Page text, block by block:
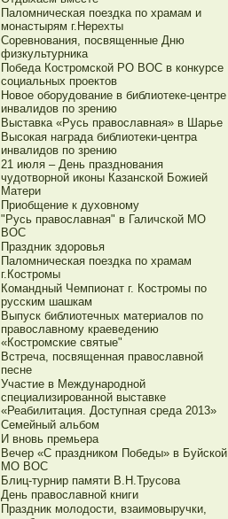
Паломническая поездка по храмам и
монастырям г.Нерехты
Соревнования, посвященные Дню
физкультурника
Победа Костромской РО ВОС в конкурсе
социальных проектов
Новое оборудование в библиотеке-центре
инвалидов по зрению
Выставка «Русь православная» в Шарье
Высокая награда библиотеки-центра
инвалидов по зрению
21 июля – День празднования
чудотворной иконы Казанской Божией
Матери
Приобщение к духовному
"Русь православная" в Галичской МО
ВОС
Праздник здоровья
Паломническая поездка по храмам
г.Костромы
Командный Чемпионат г. Костромы по
русским шашкам
Выпуск библиотечных материалов по
православному краеведению
«Костромские святые"
Встреча, посвященная православной
песне
Участие в Международной
специализированной выставке
«Реабилитация. Доступная среда 2013»
Семейный альбом
И вновь премьера
Вечер «С праздником Победы» в Буйской
МО ВОС
Блиц-турнир памяти В.Н.Трусова
День православной книги
Праздник молодости, взаимовыручки,